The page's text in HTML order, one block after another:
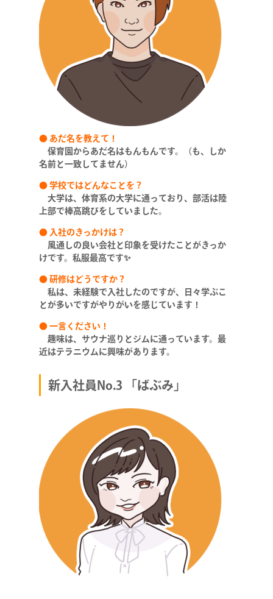
● あだ名を教えて！
保育園からあだ名はもんもんです。（も、しか
名前と一致してません）
● 学校ではどんなことを？
大学は、体育系の大学に通っており、部活は陸
上部で棒高跳びをしていました。
● 入社のきっかけは？
風通しの良い会社と印象を受けたことがきっか
けです。私服最高です✨
● 研修はどうですか？
私は、未経験で入社したのですが、日々学ぶこ
とが多いですがやりがいを感じています！
● 一言ください！
趣味は、サウナ巡りとジムに通っています。最
近はテラニウムに興味があります。
新入社員No.3 「ばぶみ」